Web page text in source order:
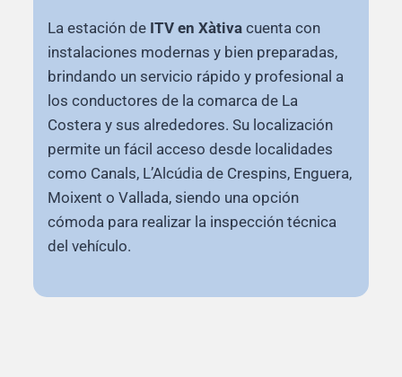
La estación de ITV en Xàtivacuenta con
instalaciones modernas y bien preparadas,
brindando un servicio rápido y profesional a
los conductores de la comarca de La
Costera y sus alrededores. Su localización
permite un fácil acceso desde localidades
como Canals, L’Alcúdia de Crespins, Enguera,
Moixent o Vallada, siendo una opción
cómoda para realizar la inspección técnica
del vehículo.